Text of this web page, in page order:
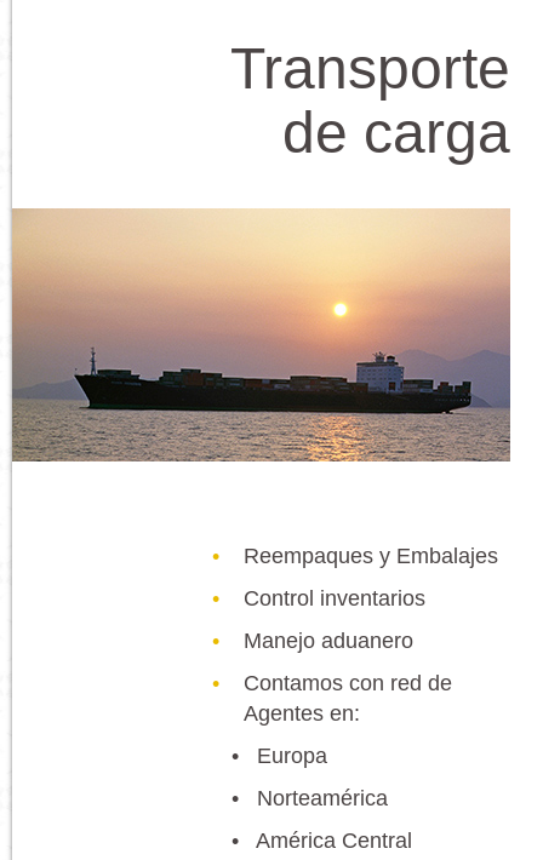
Transporte
de carga
Reempaques y Embalajes
Control inventarios
Manejo aduanero
Contamos con red de
Agentes en:
• Europa
• Norteamérica
• América Central